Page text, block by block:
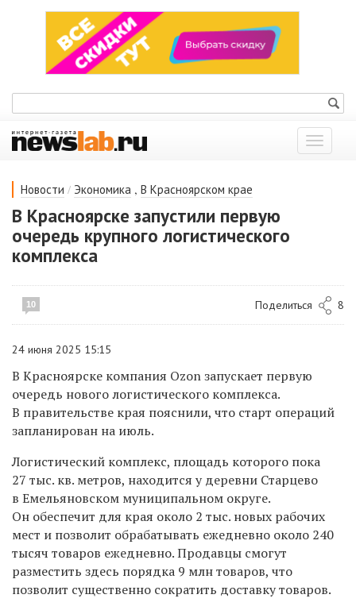
Показать
меню
Новости / Экономика , В Красноярском крае
В Красноярске запустили первую
очередь крупного логистического
комплекса
10 Поделиться 8
24 июня 2025 15:15
В Красноярске компания Ozon запускает первую
очередь нового логистического комплекса.
В правительстве края пояснили, что старт операций
запланирован на июль.
Логистический комплекс, площадь которого пока
27 тыс. кв. метров, находится у деревни Старцево
в Емельяновском муниципальном округе.
Он обеспечит для края около 2 тыс. новых рабочих
мест и позволит обрабатывать ежедневно около 240
тысяч товаров ежедневно. Продавцы смогут
разместить здесь порядка 9 млн товаров, что
позволит существенно сократить доставку товаров.